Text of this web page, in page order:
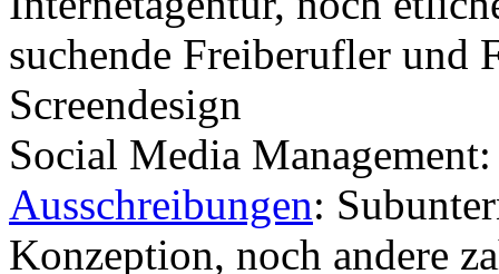
suchende Freiberufler und
Screendesign
Social Media
Ausschreibungen:
Konzeption, noch andere